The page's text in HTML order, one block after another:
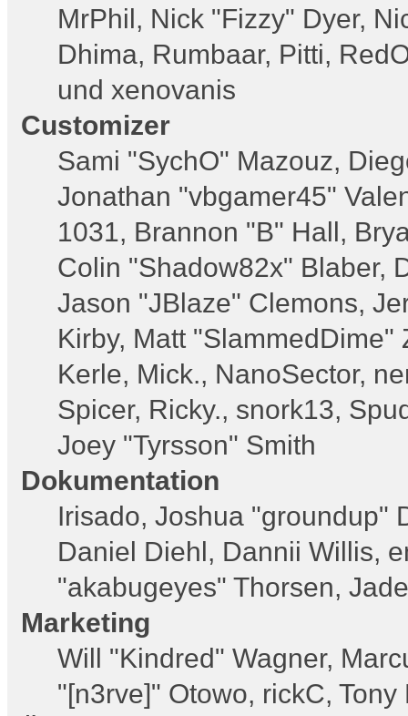
MrPhil, Nick "Fizzy" Dyer,
Dhima, Rumbaar, Pitti,
und xenovanis
Customizer
Sami "SychO" Mazouz,
Jonathan "vbgamer45"
1031, Brannon "B" Hall,
Colin "Shadow82x" Blaber,
Jason "JBlaze" Clemons,
Kirby, Matt
Kerle, Mick., NanoSector,
Spicer, Ricky., snork13,
Joey "Tyrsson" Smith
Dokumentation
Irisado, Joshua "groundup"
Daniel Diehl, Dannii Willis,
"akabugeyes" Thorsen,
Marketing
Will "Kindred" Wagner,
"[n3rve]" Otowo, rickC,